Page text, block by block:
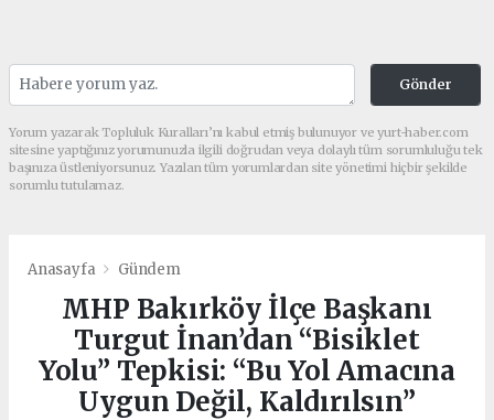
Gönder
Yorum yazarak Topluluk Kuralları’nı kabul etmiş bulunuyor ve yurt-haber.com
sitesine yaptığınız yorumunuzla ilgili doğrudan veya dolaylı tüm sorumluluğu tek
başınıza üstleniyorsunuz. Yazılan tüm yorumlardan site yönetimi hiçbir şekilde
sorumlu tutulamaz.
Anasayfa Gündem
MHP Bakırköy İlçe Başkanı
Turgut İnan’dan “Bisiklet
Yolu” Tepkisi: “Bu Yol Amacına
Uygun Değil, Kaldırılsın”